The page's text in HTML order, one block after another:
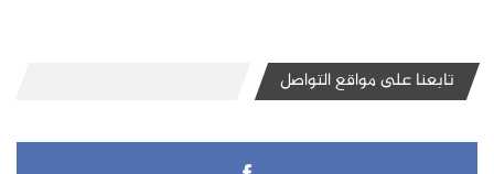
تابعنا على مواقع التواصل